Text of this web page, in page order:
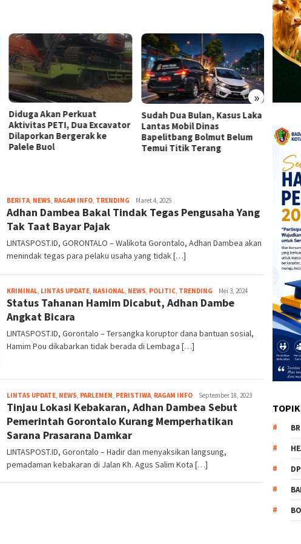
»
Diduga Akan Perkuat
Aktivitas PETI, Dua Excavator
Dilaporkan Bergerak ke
Palele Buol
Sudah Dua Bulan, Kasus Laka
Lantas Mobil Dinas
Bapelitbang Bolmut Belum
Temui Titik Terang
Kritik
BERITA NEWS RAGAM INFO TRENDING admin
Maret 4, 2025
Adhan Dambea Bakal Tindak Tegas Pengusaha Yang
Tak Taat Bayar Pajak
LINTASPOST.ID, GORONTALO – Walikota Gorontalo, Adhan Dambea akan
menindak tegas para pelaku usaha yang tidak […]
KRIMINAL LINTAS UPDATE NASIONAL NEWS POLITIC TRENDING admin
Mei 3, 2024
Status Tahanan Hamim Dicabut, Adhan Dambe
Angkat Bicara
LINTASPOST.ID, Gorontalo – Tersangka koruptor dana bantuan sosial,
Hamim Pou dikabarkan tidak berada di Lembaga […]
LINTAS UPDATE, NEWS, PARLEMEN, PERISTIWA, RAGAM INFO admin
September 18, 2023
Tinjau Lokasi Kebakaran, Adhan Dambea Sebut
Pemerintah Gorontalo Kurang Memperhatikan
Sarana Prasarana Damkar
LINTASPOST.ID, Gorontalo – Hadir dan menyaksikan langsung,
pemadaman kebakaran di Jalan Kh. Agus Salim Kota […]